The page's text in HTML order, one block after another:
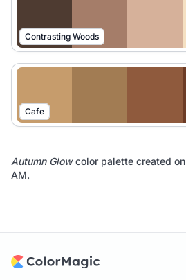
Contrasting Woods
Cafe
Autumn Glowcolor palette created on
AM.